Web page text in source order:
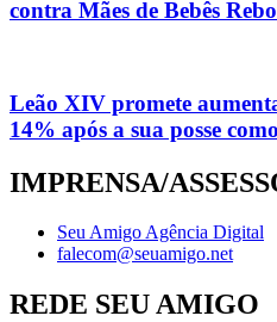
contra Mães de Bebês
Leão XIV promete
14% após a sua posse
IMPRENSA/
Seu Amigo Agência Digital
falecom@seuamigo.net
REDE SEU AMIGO